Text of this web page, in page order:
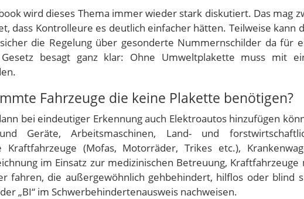
wird dieses Thema immer wieder stark diskutiert. Das mag
dass Kontrolleure es deutlich einfacher hätten. Teilweise kann
die Regelung über gesonderte Nummernschilder da für
besagt ganz klar: Ohne Umweltplakette muss mit
Fahrzeuge die keine Plakette benötigen?
bei eindeutiger Erkennung auch Elektroautos hinzufügen
Geräte, Arbeitsmaschinen, Land- und
(Mofas, Motorräder, Trikes etc.),
im Einsatz zur medizinischen Betreuung, Kraftfahrzeuge
fahren, die außergewöhnlich gehbehindert, hilflos oder blind
„BI“ im Schwerbehindertenausweis nachweisen.